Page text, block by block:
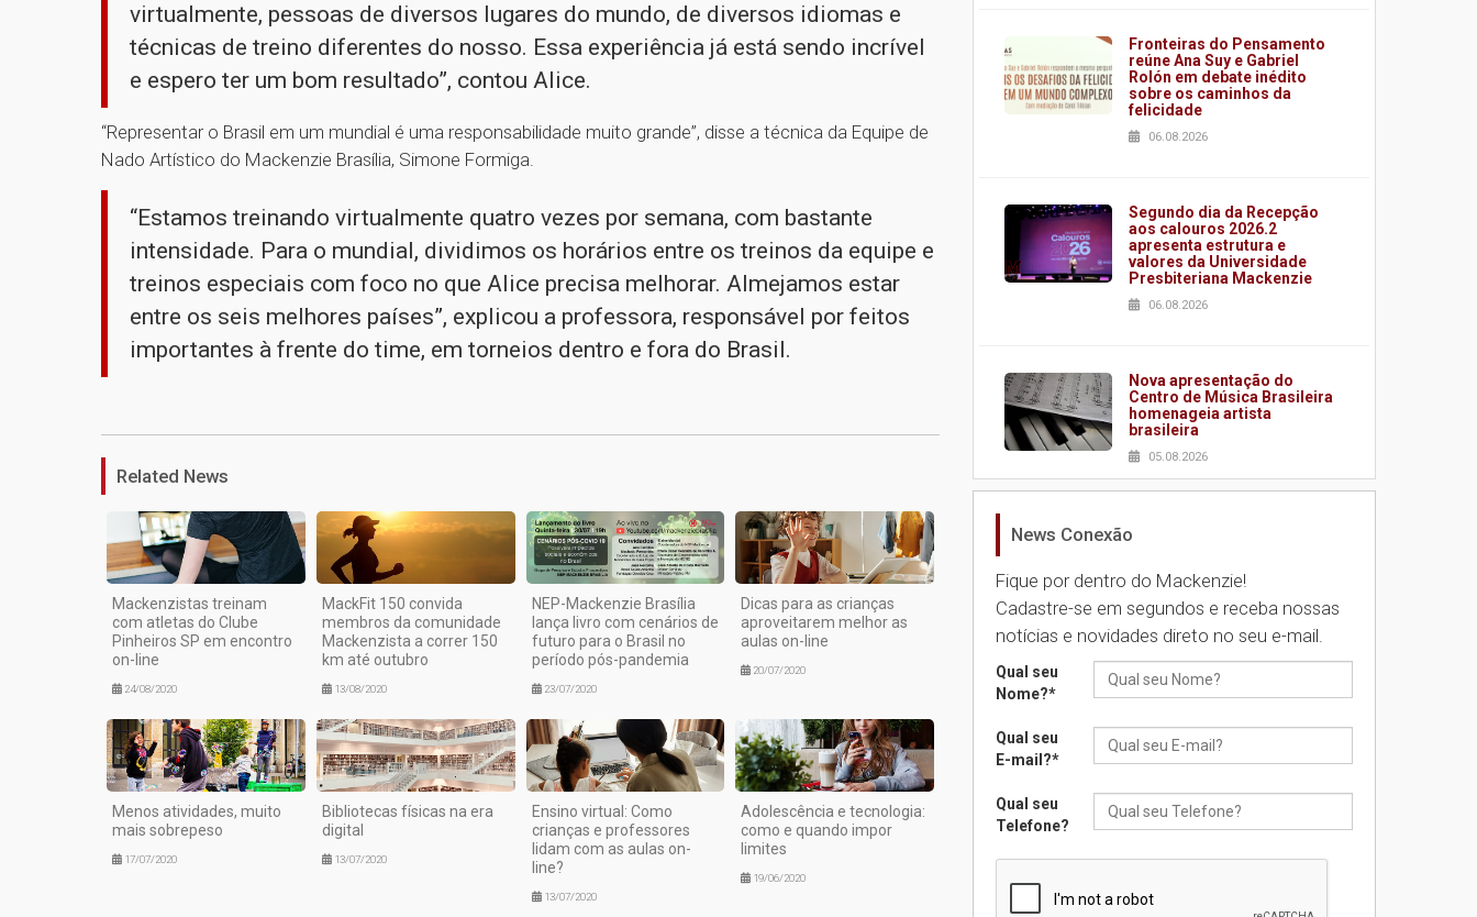
virtualmente, pessoas de diversos lugares do mundo, de diversos idiomas e
técnicas de treino diferentes do nosso. Essa experiência já está sendo incrível
e espero ter um bom resultado”, contou Alice.
“Representar o Brasil em um mundial é uma responsabilidade muito grande”, disse a técnica da Equipe de
Nado Artístico do Mackenzie Brasília, Simone Formiga.
“Estamos treinando virtualmente quatro vezes por semana, com bastante
intensidade. Para o mundial, dividimos os horários entre os treinos da equipe e
treinos especiais com foco no que Alice precisa melhorar. Almejamos estar
entre os seis melhores países”, explicou a professora, responsável por feitos
importantes à frente do time, em torneios dentro e fora do Brasil.
Related News
Mackenzistas treinam
com atletas do Clube
Pinheiros SP em encontro
on-line
24/08/2020
MackFit 150 convida
membros da comunidade
Mackenzista a correr 150
km até outubro
13/08/2020
NEP-Mackenzie Brasília
lança livro com cenários de
futuro para o Brasil no
período pós-pandemia
23/07/2020
Dicas para as crianças
aproveitarem melhor as
aulas on-line
20/07/2020
Menos atividades, muito
mais sobrepeso
17/07/2020
Bibliotecas físicas na era
digital
13/07/2020
Ensino virtual: Como
crianças e professores
lidam com as aulas on-
line?
13/07/2020
Adolescência e tecnologia:
como e quando impor
limites
19/06/2020
Fronteiras do Pensamento
reúne Ana Suy e Gabriel
Rolón em debate inédito
sobre os caminhos da
felicidade
06.08.2026
Segundo dia da Recepção
aos calouros 2026.2
apresenta estrutura e
valores da Universidade
Presbiteriana Mackenzie
06.08.2026
Nova apresentação do
Centro de Música Brasileira
homenageia artista
brasileira
05.08.2026
Universidade Mackenzie
Seminário discute desafios
das novas tecnologias em
sistemas solares
04.08.2026
Mackenzie recepciona os
calouros do segundo
News Conexão
Fique por dentro do Mackenzie!
Cadastre-se em segundos e receba nossas
notícias e novidades direto no seu e-mail.
Qual seu
Nome?*
Qual seu
E-mail?*
Qual seu
Telefone?